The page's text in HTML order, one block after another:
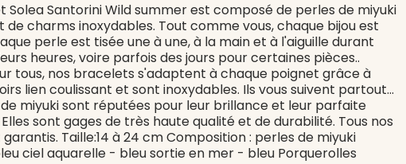
Solea Santorini Wild summer est composé de perles de miyuki
de charms inoxydables. Tout comme vous, chaque bijou est
perle est tisée une à une, à la main et à l'aiguille durant
heures, voire parfois des jours pour certaines pièces..
tous, nos bracelets s'adaptent à chaque poignet grâce à
lien coulissant et sont inoxydables. Ils vous suivent partout...
de miyuki sont réputées pour leur brillance et leur parfaite
sont gages de très haute qualité et de durabilité. Tous nos
garantis. Taille:14 à 24 cm Composition : perles de miyuki
ciel aquarelle - bleu sortie en mer - bleu Porquerolles